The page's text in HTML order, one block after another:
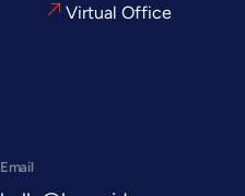
Virtual Office
Email